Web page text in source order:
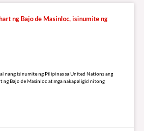
ng Bajo de Masinloc, isinumite ng
nang isinumite ng Pilipinas sa United Nations ang
ng Bajo de Masinloc at mga nakapaligid nitong